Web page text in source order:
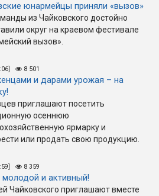
юнармейцы приняли «вызов»
из Чайковского достойно
округ на краевом фестивале
вызов».
8 501
и дарами урожая – на
приглашают посетить
осеннюю
ярмарку и
или продать свою продукцию.
8 359
и активный!
Чайковского приглашают вместе